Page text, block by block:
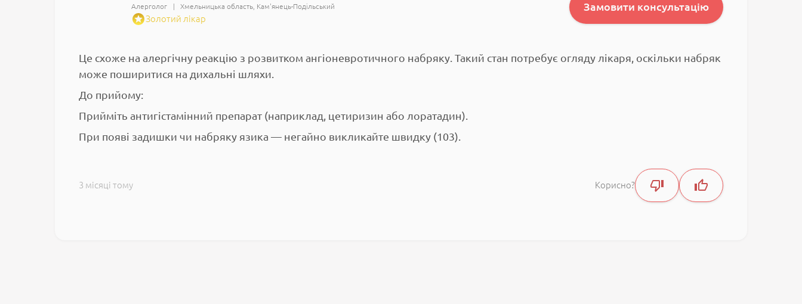
Алерголог Хмельницька область Кам'янець-Подільський
Золотий лікар
Замовити консультацію
Це схоже на алергічну реакцію з розвитком ангіоневротичного набряку. Такий стан потребує огляду лікаря, оскільки набряк
може поширитися на дихальні шляхи.
​До прийому:
​Прийміть антигістамінний препарат (наприклад, цетиризин або лоратадин).
​При появі задишки чи набряку язика — негайно викликайте швидку (103).
3 місяці тому Корисно?